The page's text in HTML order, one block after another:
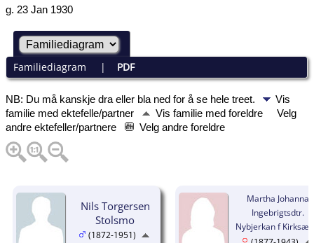
g. 23 Jan 1930
Familiediagram | PDF
NB: Du må kanskje dra eller bla ned for å se hele treet.
Vis
familie med ektefelle/partner
Vis familie med foreldre
Velg
andre ektefeller/partnere
Velg andre foreldre
Nils Torgersen
Stolsmo
(1872-1951)
Martha Johanna
Ingebrigtsdtr.
Nybjerkan f